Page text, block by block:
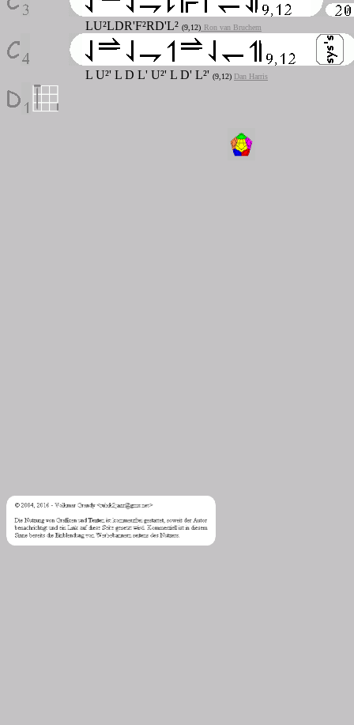
LU²LDR'F²RD'L² (9,12) Ron van Bruchem
L U²' L D L' U²' L D' L²' (9,12) Dan Harris